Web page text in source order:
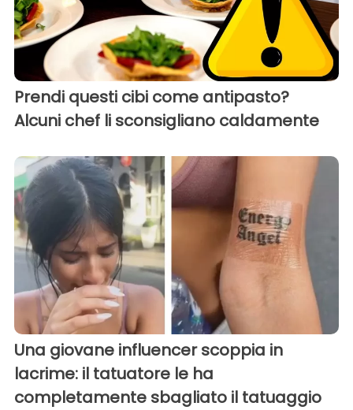
Prendi questi cibi come antipasto?
Alcuni chef li sconsigliano caldamente
Una giovane influencer scoppia in
lacrime: il tatuatore le ha
completamente sbagliato il tatuaggio